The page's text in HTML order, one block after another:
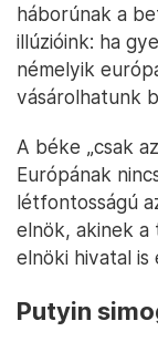
háborúnak a
illúzióink: ha
némelyik
vásárolhatunk
A béke „csak
Európának
létfontosságú
elnök, akinek a
elnöki hivatal is
Putyin